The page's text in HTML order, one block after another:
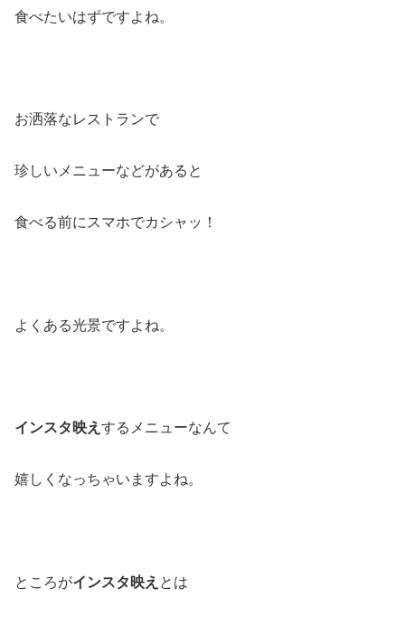
食べたいはずですよね。
お洒落なレストランで
珍しいメニューなどがあると
食べる前にスマホでカシャッ！
よくある光景ですよね。
インスタ映え するメニューなんて
嬉しくなっちゃいますよね。
ところがインスタ映え とは